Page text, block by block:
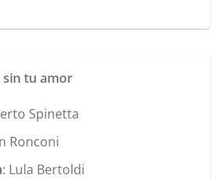
sin tu amor
Spinetta
Ronconi
: Lula Bertoldi